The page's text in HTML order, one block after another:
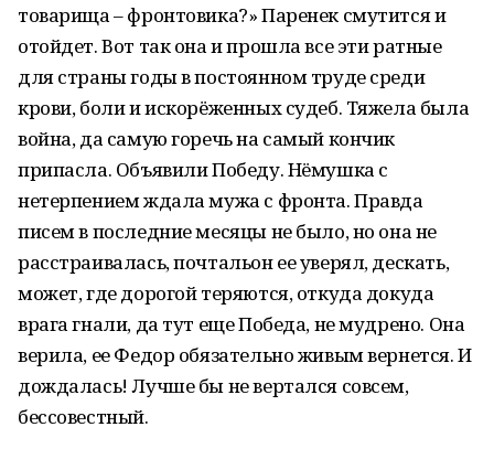
товарища – фронтовика?» Паренек смутится и
отойдет. Вот так она и прошла все эти ратные
для страны годы в постоянном труде среди
крови, боли и искорёженных судеб. Тяжела была
война, да самую горечь на самый кончик
припасла. Объявили Победу. Нёмушка с
нетерпением ждала мужа с фронта. Правда
писем в последние месяцы не было, но она не
расстраивалась, почтальон ее уверял, дескать,
может, где дорогой теряются, откуда докуда
врага гнали, да тут еще Победа, не мудрено. Она
верила, ее Федор обязательно живым вернется. И
дождалась! Лучше бы не вертался совсем,
бессовестный.